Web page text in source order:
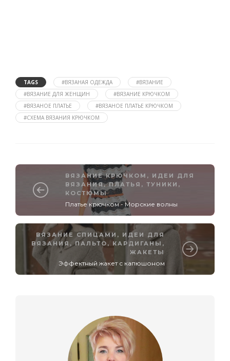
TAGS #ВЯЗАНАЯ ОДЕЖДА
#ВЯЗАНИЕ
#ВЯЗАНИЕ ДЛЯ ЖЕНЩИН
#ВЯЗАНИЕ КРЮЧКОМ
#ВЯЗАНОЕ ПЛАТЬЕ
#ВЯЗАНОЕ ПЛАТЬЕ КРЮЧКОМ
#СХЕМА ВЯЗАНИЯ КРЮЧКОМ
ВЯЗАНИЕ КРЮЧКОМ , ИДЕИ ДЛЯ
ВЯЗАНИЯ,ПЛАТЬЯ, ТУНИКИ,
КОСТЮМЫ
Платье крючком - Морские волны
ВЯЗАНИЕ СПИЦАМИ , ИДЕИ ДЛЯ
ВЯЗАНИЯ ,ПАЛЬТО, КАРДИГАНЫ,
ЖАКЕТЫ
Эффектный жакет с капюшоном